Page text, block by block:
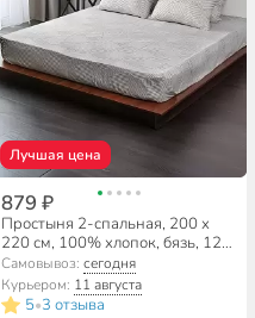
Лучшая цена
879 ₽
Простыня 2-спальная, 200 х
220 см, 100% хлопок, бязь, 120
г/м2, Майская ночь, 7649/8
Самовывоз: сегодня
Курьером: 11 августа
5•3 отзыва